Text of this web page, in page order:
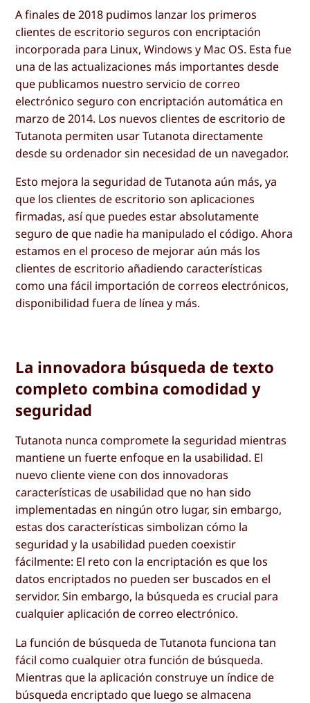
A finales de 2018 pudimos lanzar los primeros
clientes de escritorio seguros con encriptación
incorporada para Linux, Windows y Mac OS. Esta fue
una de las actualizaciones más importantes desde
que publicamos nuestro servicio de correo
electrónico seguro con encriptación automática en
marzo de 2014. Los nuevos clientes de escritorio de
Tutanota permiten usar Tutanota directamente
desde su ordenador sin necesidad de un navegador.
Esto mejora la seguridad de Tutanota aún más, ya
que los clientes de escritorio son aplicaciones
firmadas, así que puedes estar absolutamente
seguro de que nadie ha manipulado el código. Ahora
estamos en el proceso de mejorar aún más los
clientes de escritorio añadiendo características
como una fácil importación de correos electrónicos,
disponibilidad fuera de línea y más.
La innovadora búsqueda de texto
completo combina comodidad y
seguridad
Tutanota nunca compromete la seguridad mientras
mantiene un fuerte enfoque en la usabilidad. El
nuevo cliente viene con dos innovadoras
características de usabilidad que no han sido
implementadas en ningún otro lugar, sin embargo,
estas dos características simbolizan cómo la
seguridad y la usabilidad pueden coexistir
fácilmente: El reto con la encriptación es que los
datos encriptados no pueden ser buscados en el
servidor. Sin embargo, la búsqueda es crucial para
cualquier aplicación de correo electrónico.
La función de búsqueda de Tutanota funciona tan
fácil como cualquier otra función de búsqueda.
Mientras que la aplicación construye un índice de
búsqueda encriptado que luego se almacena